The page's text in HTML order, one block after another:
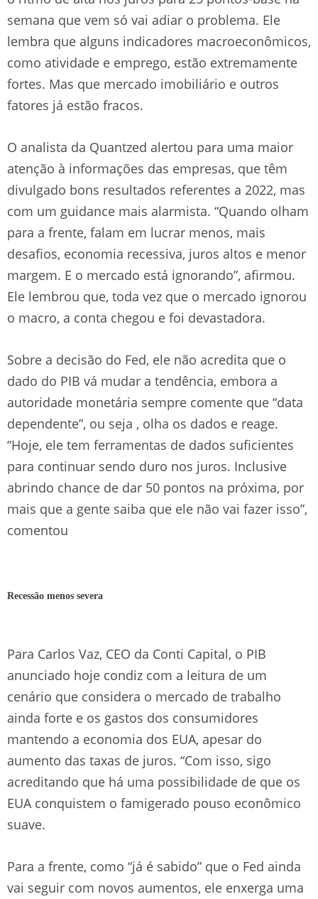
semana que vem só vai adiar o problema. Ele
lembra que alguns indicadores macroeconômicos,
como atividade e emprego, estão extremamente
fortes. Mas que mercado imobiliário e outros
fatores já estão fracos.
O analista da Quantzed alertou para uma maior
atenção à informações das empresas, que têm
divulgado bons resultados referentes a 2022, mas
com um guidance mais alarmista. “Quando olham
para a frente, falam em lucrar menos, mais
desafios, economia recessiva, juros altos e menor
margem. E o mercado está ignorando”, afirmou.
Ele lembrou que, toda vez que o mercado ignorou
o macro, a conta chegou e foi devastadora.
Sobre a decisão do Fed, ele não acredita que o
dado do PIB vá mudar a tendência, embora a
autoridade monetária sempre comente que “data
dependente”, ou seja , olha os dados e reage.
“Hoje, ele tem ferramentas de dados suficientes
para continuar sendo duro nos juros. Inclusive
abrindo chance de dar 50 pontos na próxima, por
mais que a gente saiba que ele não vai fazer isso”,
comentou
Recessão menos severa
Para Carlos Vaz, CEO da Conti Capital, o PIB
anunciado hoje condiz com a leitura de um
cenário que considera o mercado de trabalho
ainda forte e os gastos dos consumidores
mantendo a economia dos EUA, apesar do
aumento das taxas de juros. “Com isso, sigo
acreditando que há uma possibilidade de que os
EUA conquistem o famigerado pouso econômico
suave.
Para a frente, como “já é sabido” que o Fed ainda
vai seguir com novos aumentos, ele enxerga uma